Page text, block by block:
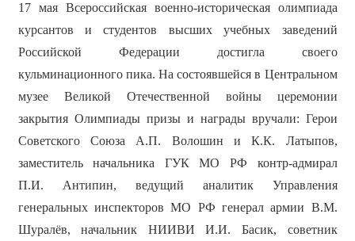
17 мая Всероссийская военно-историческая олимпиада
курсантов и студентов высших учебных заведений
Российской Федерации достигла своего
кульминационного пика. На состоявшейся в Центральном
музее Великой Отечественной войны церемонии
закрытия Олимпиады призы и награды вручали: Герои
Советского Союза А.П. Волошин и К.К. Латыпов,
заместитель начальника ГУК МО РФ контр-адмирал
П.И. Антипин, ведущий аналитик Управления
генеральных инспекторов МО РФ генерал армии В.М.
Шуралёв, начальник НИИВИ И.И. Басик, советник